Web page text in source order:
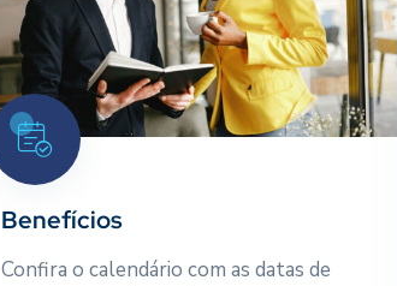
Benefícios
Confira o calendário com as datas de
Benefícios
Confira o calendário com as datas
de pagamento mês a mês.